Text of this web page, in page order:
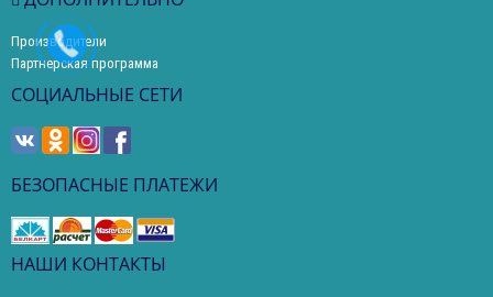
Производители
Партнерская программа
СОЦИАЛЬНЫЕ СЕТИ
БЕЗОПАСНЫЕ ПЛАТЕЖИ
НАШИ КОНТАКТЫ